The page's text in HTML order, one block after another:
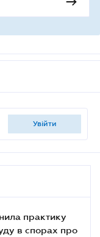
увійти
практику
в спорах про